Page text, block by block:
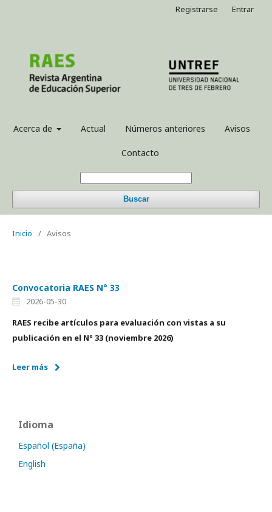
Acerca de Actual Números anteriores Avisos
Contacto
Buscar
Registrarse Entrar
Inicio / Avisos
Convocatoria RAES N° 33
2026-05-30
RAES recibe artículos para evaluación con vistas a su
publicación en el N° 33 (noviembre 2026)
Leer más
Idioma
Español (España)
English